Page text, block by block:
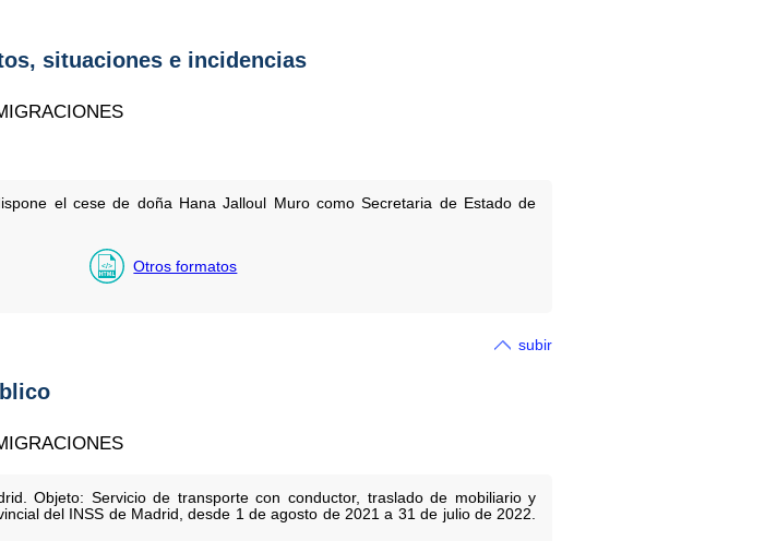
situaciones e incidencias
el cese de doña Hana Jalloul Muro como Secretaria de Estado de
Otros formatos
subir
Objeto: Servicio de transporte con conductor, traslado de mobiliario y
del INSS de Madrid, desde 1 de agosto de 2021 a 31 de julio de 2022.